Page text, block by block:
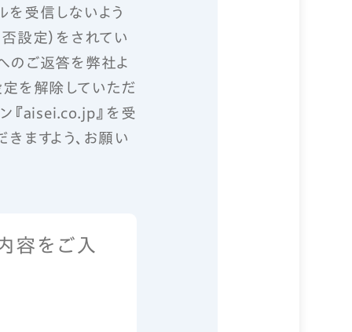
受信しないよう
設定）をされてい
のご返答を弊社よ
定を解除していただ
『aisei.co.jp』を受
ますよう、お願い